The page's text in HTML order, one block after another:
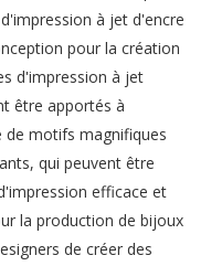
à jet d'encre
pour la création
d'impression à jet
être apportés à
de motifs magnifiques
qui peuvent être
efficace et
la production de bijoux
de créer des